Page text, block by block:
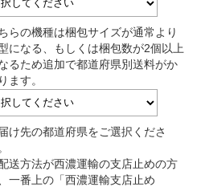
らの機種は梱包サイズが通常より
になる、もしくは梱包数が2個以上
るため追加で都道府県別送料がか
ます。
け先の都道府県をご選択くださ
送方法が西濃運輸の支店止めの方
一番上の「西濃運輸支店止め